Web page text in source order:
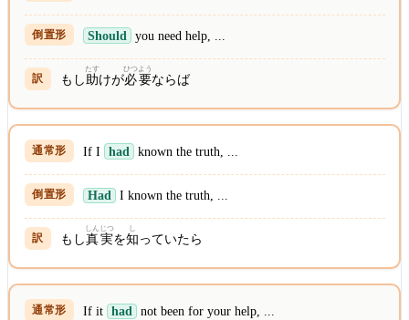
Should you need help, ...
もし 助
たす
けが必要
ひつよう
ならば
If I had known the truth, ...
Had I known the truth, ...
もし真
しん
実
じつ
を知
し
っていたら
If it had not been for your help, ...